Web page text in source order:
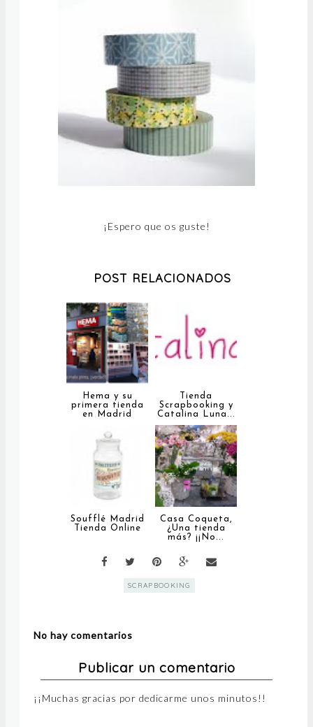
¡Espero que os guste!
POST RELACIONADOS
Hema y su
primera tienda
en Madrid
Tienda
Scrapbooking y
Catalina Luna...
Soufflé Madrid
Tienda Online
Casa Coqueta,
¿Una tienda
más? ¡¡No...
SCRAPBOOKING
No hay comentarios
Publicar un comentario
¡¡Muchas gracias por dedicarme unos minutos!!